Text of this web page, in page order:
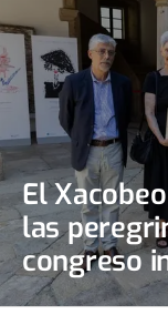
El
las
congreso
Santiago